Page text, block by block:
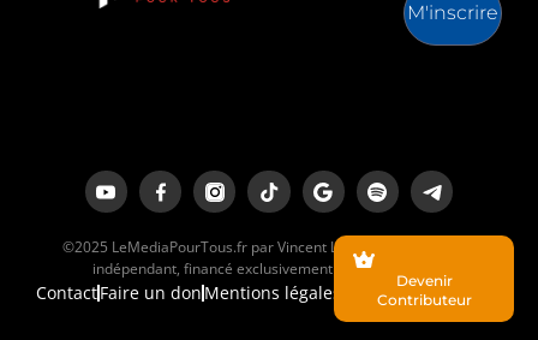
M'inscrire
©2025 LeMediaPourTous.fr par Vincent Lapierre est un média
indépendant, financé exclusivement par ses lecteurs.
ContactFaire un don Mentions légales
Devenir
Contributeur